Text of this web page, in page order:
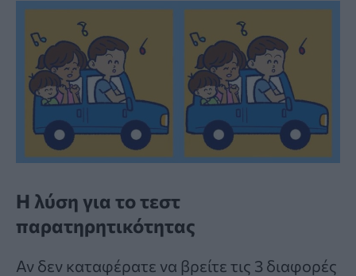
Η λύση για το τεστ
παρατηρητικότητας
Αν δεν καταφέρατε να βρείτε τις 3 διαφορές